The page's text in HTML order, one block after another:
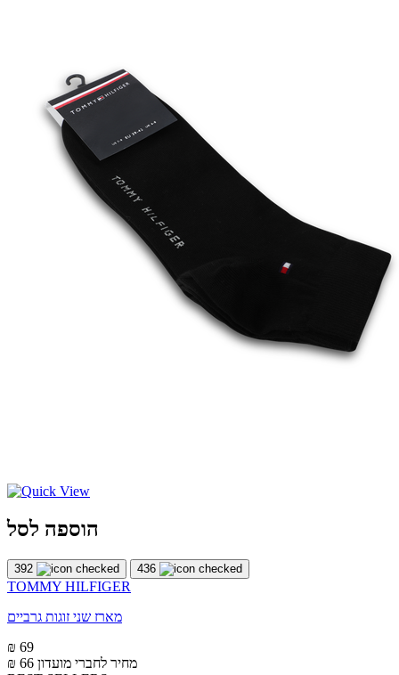
הוספה לסל
392 436
TOMMY HILFIGER
מארז שני זוגות גרביים
₪ 69
₪ 66 מחיר לחברי מועדון